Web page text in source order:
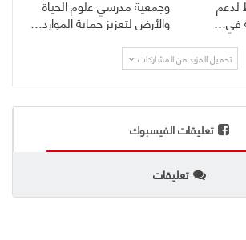
لدعم
في…
وجمعية مدرسي علوم الحياة
والأرض لتعزيز حماية الموارد…
تحميل المزيد من المشاركات
تعليقات الفيسبوك
تعليقات